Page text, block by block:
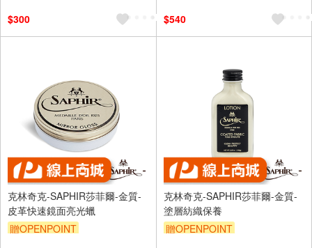
$300
$540
克林奇克-SAPHIR莎菲爾-金質-
皮革快速鏡面亮光蠟
贈OPENPOINT
克林奇克-SAPHIR莎菲爾-金質-
塗層紡織保養
贈OPENPOINT